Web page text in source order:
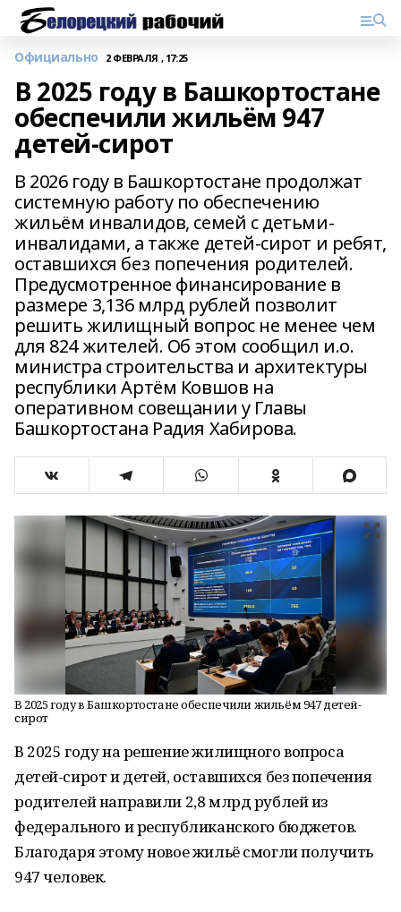
Официально 2 ФЕВРАЛЯ , 17:25
В 2025 году в Башкортостане
обеспечили жильём 947
детей-сирот
В 2026 году в Башкортостане продолжат
системную работу по обеспечению
жильём инвалидов, семей с детьми-
инвалидами, а также детей-сирот и ребят,
оставшихся без попечения родителей.
Предусмотренное финансирование в
размере 3,136 млрд рублей позволит
решить жилищный вопрос не менее чем
для 824 жителей. Об этом сообщил и.о.
министра строительства и архитектуры
республики Артём Ковшов на
оперативном совещании у Главы
Башкортостана Радия Хабирова.
В 2025 году в Башкортостане обеспечили жильём 947 детей-
сирот
В 2025 году на решение жилищного вопроса
детей-сирот и детей, оставшихся без попечения
родителей направили 2,8 млрд рублей из
федерального и республиканского бюджетов.
Благодаря этому новое жильё смогли получить
947 человек.